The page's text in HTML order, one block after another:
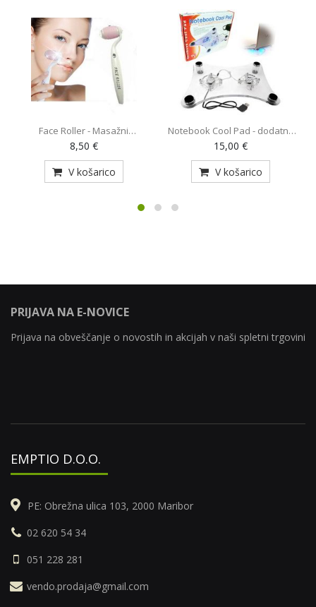
Face Roller - Masažni
pripomoček (AE-820)
8,50 €
V košarico
Notebook Cool Pad - dodatno
hlajenje za prenosnik z 2
ventilatorjema (MY-128)
15,00 €
V košarico
PRIJAVA NA E-NOVICE
Prijava na obveščanje o novostih in akcijah v naši spletni trgovini
EMPTIO D.O.O.
PE: Obrežna ulica 103, 2000 Maribor
02 620 54 34
051 228 281
vendo.prodaja@gmail.com